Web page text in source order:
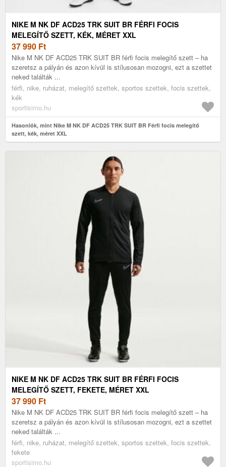
NIKE M NK DF ACD25 TRK SUIT BR FÉRFI FOCIS
MELEGÍTŐ SZETT, KÉK, MÉRET XXL
37 990 Ft
Nike M NK DF ACD25 TRK SUIT BR férfi focis melegítő szett – ha
szeretsz a pályán és azon kívül is stílusosan mozogni, ezt a szettet
neked találták ...
férfi, nike, ruházat, melegítő szettek, sportos szettek, focis szettek,
kék
sportisimo.hu
Hasonlók, mint Nike M NK DF ACD25 TRK SUIT BR Férfi focis melegítő
szett, kék, méret XXL
NIKE M NK DF ACD25 TRK SUIT BR FÉRFI FOCIS
MELEGÍTŐ SZETT, FEKETE, MÉRET XXL
37 990 Ft
Nike M NK DF ACD25 TRK SUIT BR férfi focis melegítő szett – ha
szeretsz a pályán és azon kívül is stílusosan mozogni, ezt a szettet
neked találták ...
férfi, nike, ruházat, melegítő szettek, sportos szettek, focis szettek,
fekete
sportisimo.hu